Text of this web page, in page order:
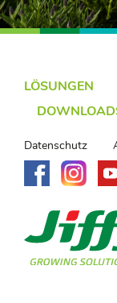
LÖSUNGEN
Datenschutz